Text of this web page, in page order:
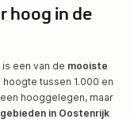
hoog in de
is een van de mooiste
hoogte tussen 1.000 en
hooggelegen, maar
in Oostenrijk